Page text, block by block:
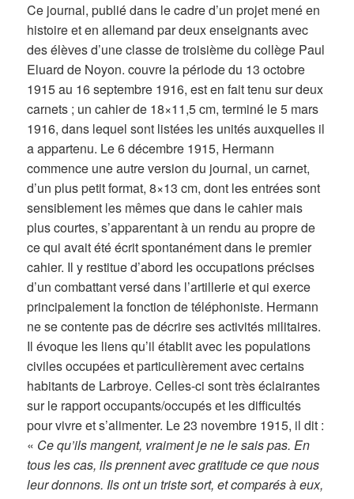
Ce journal, publié dans le cadre d’un projet mené en
histoire et en allemand par deux enseignants avec
des élèves d’une classe de troisième du collège Paul
Eluard de Noyon. couvre la période du 13 octobre
1915 au 16 septembre 1916, est en fait tenu sur deux
carnets ; un cahier de 18×11,5 cm, terminé le 5 mars
1916, dans lequel sont listées les unités auxquelles il
a appartenu. Le 6 décembre 1915, Hermann
commence une autre version du journal, un carnet,
d’un plus petit format, 8×13 cm, dont les entrées sont
sensiblement les mêmes que dans le cahier mais
plus courtes, s’apparentant à un rendu au propre de
ce qui avait été écrit spontanément dans le premier
cahier. Il y restitue d’abord les occupations précises
d’un combattant versé dans l’artillerie et qui exerce
principalement la fonction de téléphoniste. Hermann
ne se contente pas de décrire ses activités militaires.
Il évoque les liens qu’il établit avec les populations
civiles occupées et particulièrement avec certains
habitants de Larbroye. Celles-ci sont très éclairantes
sur le rapport occupants/occupés et les difficultés
pour vivre et s’alimenter. Le 23 novembre 1915, il dit :
« Ce qu’ils mangent, vraiment je ne le sais pas. En
tous les cas, ils prennent avec gratitude ce que nous
leur donnons. Ils ont un triste sort, et comparés à eux,